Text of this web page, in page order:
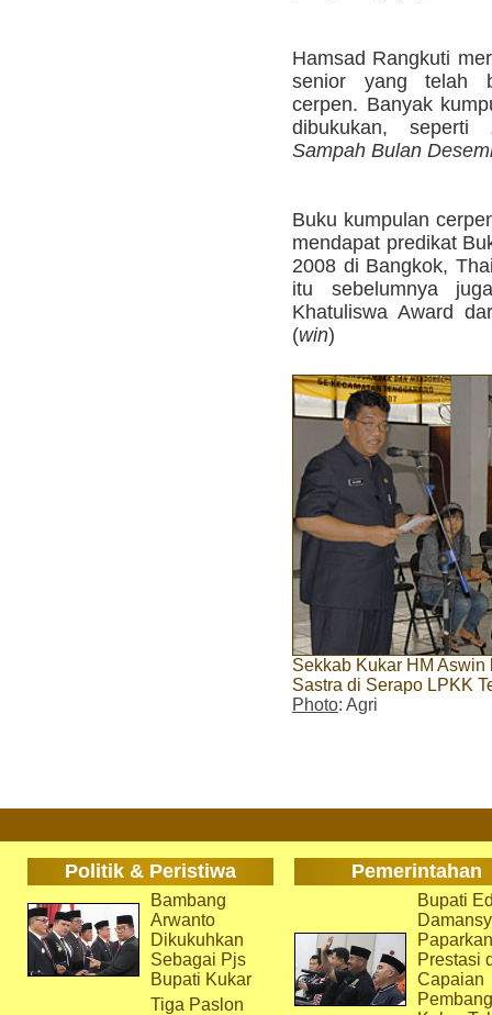
Hamsad Rangkuti
senior yang telah
cerpen. Banyak
dibukukan, seperti
Sampah Bulan
Buku kumpulan
mendapat predikat
2008 di Bangkok,
itu sebelumnya
Khatuliswa Award
(win)
Sekkab Kukar HM
Sastra di Serapo LPKK
Photo: Agri
Politik & Peristiwa Pemerintahan
Bambang
Arwanto
Dikukuhkan
Sebagai Pjs
Bupati Kukar
Tiga Paslon
Bupati
Paparkan
Prestasi
Capaian